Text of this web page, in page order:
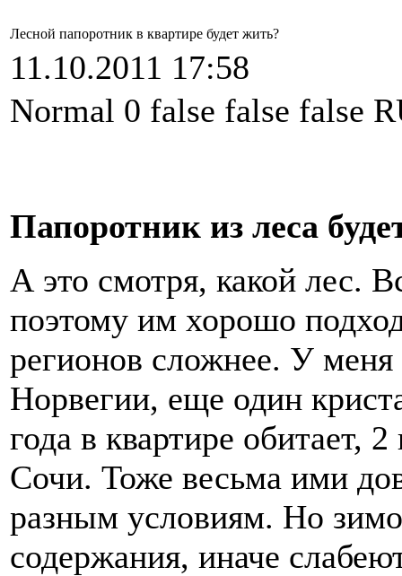
Лесной папоротник в квартире будет жить?
11.10.2011 17:58
Normal 0 false false false
Папоротник из леса
А это смотря, какой лес.
поэтому им хорошо
регионов сложнее. У
Норвегии, еще один
года в квартире обитает,
Сочи. Тоже весьма ими
разным условиям. Но
содержания, иначе